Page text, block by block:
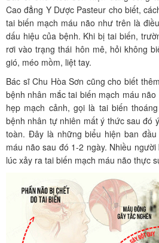
Cao đẳng Y Dược Pasteur cho biết,
tai biến mạch máu não như trên là
dấu hiệu của bệnh. Khi bị tai biến,
rơi vào trạng thái hôn mê, hỏi không
gió, méo mồm, liệt tay.
Bác sĩ Chu Hòa Sơn cũng cho biết
bệnh nhân mắc tai biến mạch máu
hẹp mạch cảnh, gọi là tai biến
bệnh nhân tự nhiên mất ý thức sau đó
toàn. Đây là những biểu hiện ban
máu não sau đó 1-2 ngày. Nhiều
lúc xảy ra tai biến mạch máu não thực